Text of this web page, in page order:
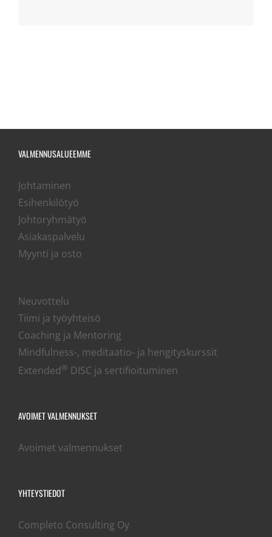
VALMENNUSALUEEMME
Johtaminen
Esihenkilötyö
Johtoryhmätyö
Asiakaspalvelu
Myynti ja osto
Neuvottelu
Tiimi ja työyhteisö
Coaching ja Mentoring
Mindfulness-, meditaatio- ja hengityskurssit
Extended® DISC ja sertifioituminen
AVOIMET VALMENNUKSET
Avoimet valmennukset
YHTEYSTIEDOT
Completo Consulting Oy